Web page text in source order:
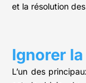
et la résolution
Ignorer
L’un des